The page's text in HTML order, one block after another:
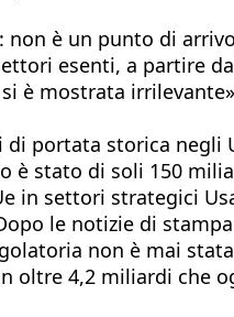
non è un punto di
esenti, a partire
è mostrata
portata storica negli
è stato di soli 150
in settori strategici
le notizie di
non è mai
oltre 4,2 miliardi che